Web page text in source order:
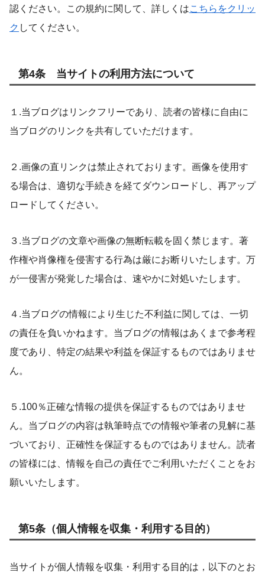
認ください。この規約に関して、詳しくはこちらをクリッ
ク してください。
第4条 当サイトの利用方法について
１.当ブログはリンクフリーであり、読者の皆様に自由に
当ブログのリンクを共有していただけます。
２.画像の直リンクは禁止されております。画像を使用す
る場合は、適切な手続きを経てダウンロードし、再アップ
ロードしてください。
３.当ブログの文章や画像の無断転載を固く禁じます。著
作権や肖像権を侵害する行為は厳にお断りいたします。万
が一侵害が発覚した場合は、速やかに対処いたします。
４.当ブログの情報により生じた不利益に関しては、一切
の責任を負いかねます。当ブログの情報はあくまで参考程
度であり、特定の結果や利益を保証するものではありませ
ん。
５.100％正確な情報の提供を保証するものではありませ
ん。当ブログの内容は執筆時点での情報や筆者の見解に基
づいており、正確性を保証するものではありません。読者
の皆様には、情報を自己の責任でご利用いただくことをお
願いいたします。
第5条（個人情報を収集・利用する目的）
当サイトが個人情報を収集・利用する目的は，以下のとお